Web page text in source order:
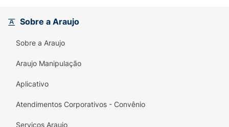
· Zero Açúcar
· Zero Gordura
· Vitaminas B
· BCAA
BEBA GELADO!
Sobre a Araujo
Sobre a Araujo
Araujo Manipulação
Aplicativo
Atendimentos Corporativos - Convênio
Serviços Araujo